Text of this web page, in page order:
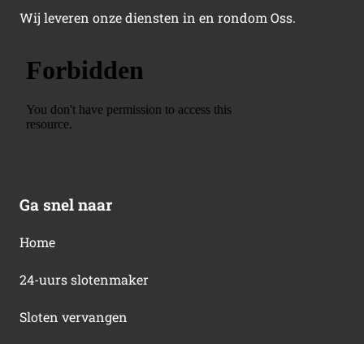
Wij leveren onze diensten in en rondom Oss.
Ga snel naar
Home
24-uurs slotenmaker
Sloten vervangen